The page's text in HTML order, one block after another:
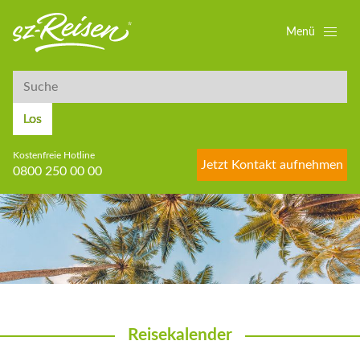
Suche
Los
Kostenfreie Hotline
0800 250 00 00
Jetzt Kontakt aufnehmen
Menü
Reisekalender